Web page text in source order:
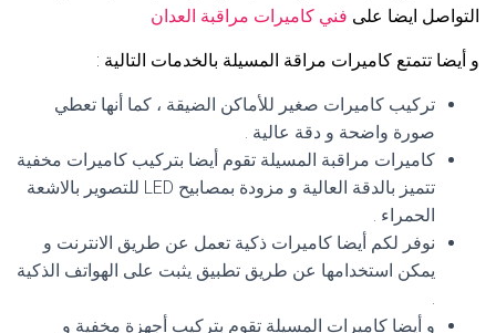
التواصل ايضا على فني كاميرات مراقبة العدان
و أيضا تتمتع كاميرات مراقة المسيلة بالخدمات التالية :
تركيب كاميرات صغير للأماكن الضيقة ، كما أنها تعطي
صورة واضحة و دقة عالية .
كاميرات مراقبة المسيلة تقوم أيضا بتركيب كاميرات مخفية
تتميز بالدقة العالية و مزودة بمصابيح LED للتصوير بالاشعة
الحمراء .
نوفر لكم أيضا كاميرات ذكية تعمل عن طريق الانترنت و
يمكن استخدامها عن طريق تطبيق يثبت على الهواتف الذكية
.
و أيضا كاميرات المسيلة تقوم بتركيب أجهزة مخفية و